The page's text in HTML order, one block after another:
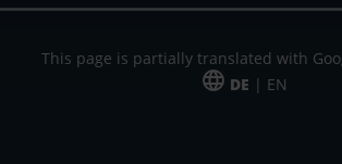
This page is partially translated with
DE | EN